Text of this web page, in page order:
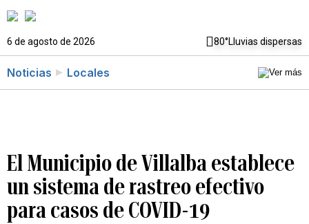
6 de agosto de 2026 80°Lluvias dispersas
Noticias Locales
El Municipio de Villalba establece
un sistema de rastreo efectivo
para casos de COVID-19